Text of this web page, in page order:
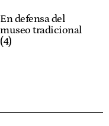
En defensa del
museo tradicional
(4)